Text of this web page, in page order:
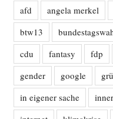
afd angela merkel
btw13
cdu
fantasy fdp
gender
google
in eigener sache